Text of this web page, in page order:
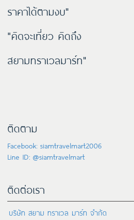
ราคาได้ตามงบ"
"คิดจะเที่ยว คิดถึง
สยามทราเวลมาร์ท"
ติดตาม
Facebook: siamtravelmart2006
Line ID: @siamtravelmart
ติดต่อเรา
บริษัท สยาม ทราเวล มาร์ท จำกัด